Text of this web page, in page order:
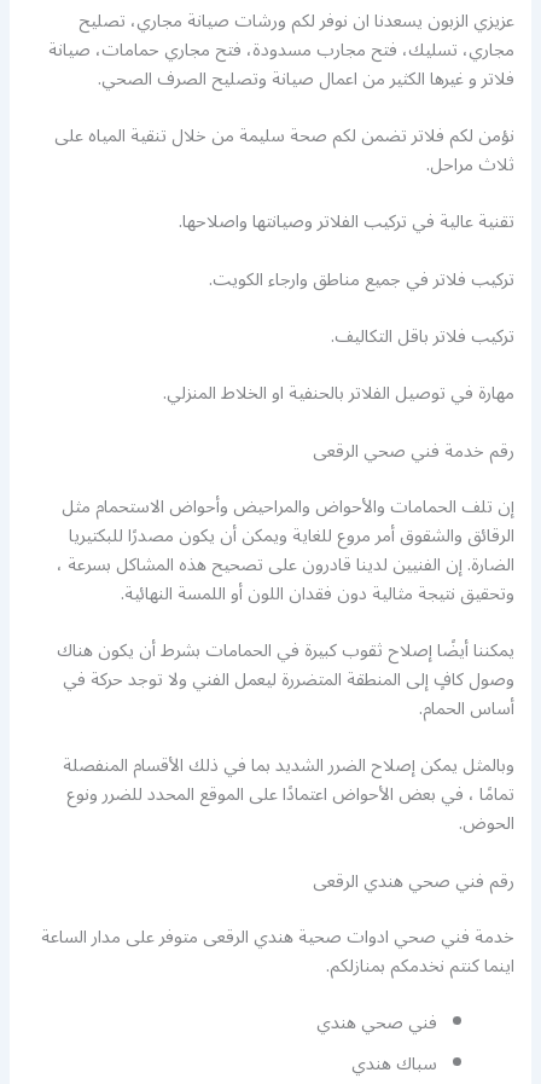
عزيزي الزبون يسعدنا ان نوفر لكم ورشات صيانة مجاري، تصليح
مجاري، تسليك، فتح مجارب مسدودة، فتح مجاري حمامات، صيانة
فلاتر و غيرها الكثير من اعمال صيانة وتصليح الصرف الصحي.
نؤمن لكم فلاتر تضمن لكم صحة سليمة من خلال تنقية المياه على
ثلاث مراحل.
تقنية عالية في تركيب الفلاتر وصيانتها واصلاحها.
تركيب فلاتر في جميع مناطق وارجاء الكويت.
تركيب فلاتر باقل التكاليف.
مهارة في توصيل الفلاتر بالحنفية او الخلاط المنزلي.
رقم خدمة فني صحي الرقعى
إن تلف الحمامات والأحواض والمراحيض وأحواض الاستحمام مثل
الرقائق والشقوق أمر مروع للغاية ويمكن أن يكون مصدرًا للبكتيريا
الضارة. إن الفنيين لدينا قادرون على تصحيح هذه المشاكل بسرعة ،
وتحقيق نتيجة مثالية دون فقدان اللون أو اللمسة النهائية.
يمكننا أيضًا إصلاح ثقوب كبيرة في الحمامات بشرط أن يكون هناك
وصول كافٍ إلى المنطقة المتضررة ليعمل الفني ولا توجد حركة في
أساس الحمام.
وبالمثل يمكن إصلاح الضرر الشديد بما في ذلك الأقسام المنفصلة
تمامًا ، في بعض الأحواض اعتمادًا على الموقع المحدد للضرر ونوع
الحوض.
رقم فني صحي هندي الرقعى
خدمة فني صحي ادوات صحية هندي الرقعى متوفر على مدار الساعة
اينما كنتم نخدمكم بمنازلكم.
فني صحي هندي
سباك هندي